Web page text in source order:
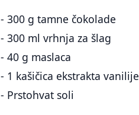
- 300 g tamne čokolade
- 300 ml vrhnja za šlag
- 40 g maslaca
- 1 kašičica ekstrakta vanilije
- Prstohvat soli